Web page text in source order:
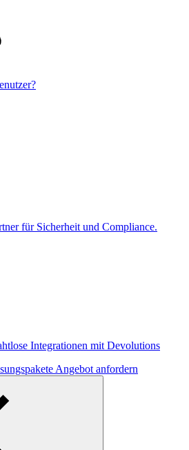
für Sicherheit und Compliance.
Integrationen mit Devolutions
Angebot anfordern